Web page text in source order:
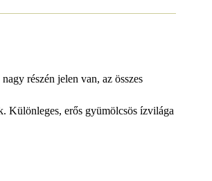
részén jelen van, az összes
Különleges, erős gyümölcsös ízvilága